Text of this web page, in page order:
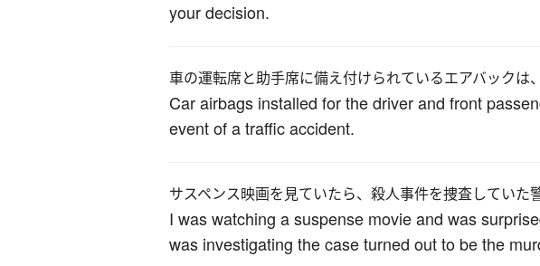
your decision.
車の運転席と助手席に備え付けられているエアバックは
Car airbags installed for the driver and front
event of a traffic accident.
サスペンス映画を見ていたら、殺人事件を捜査していた
I was watching a suspense movie and was
was investigating the case turned out to be the